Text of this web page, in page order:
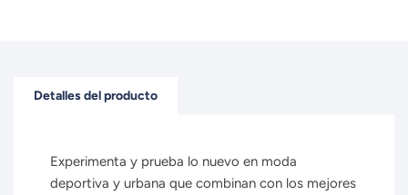
Detalles del producto
Experimenta y prueba lo nuevo en moda
deportiva y urbana que combinan con los mejores